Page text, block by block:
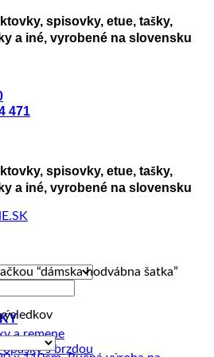
spisovky, etue, tašky,
a iné, vyrobené na slovensku
471
spisovky, etue, tašky,
a iné, vyrobené na slovensku
a remene
opasky s brzdou
“dámska hodvábna šatka”
Zoradené
podľa
ceny: